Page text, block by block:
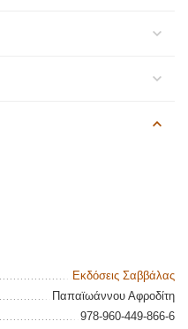
Εκδόσεις Σαββάλας
Παπαϊωάννου Αφροδίτη
978-960-449-866-6